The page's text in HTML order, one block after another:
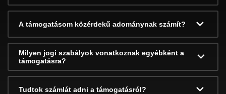
A támogatásom közérdekű adománynak számít?
Milyen jogi szabályok vonatkoznak egyébként a
támogatásra?
Tudtok számlát adni a támogatásról?